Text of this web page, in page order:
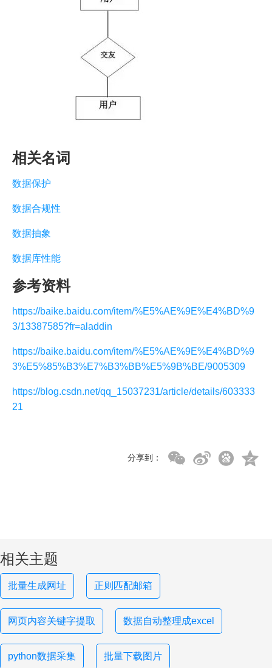
相关名词
数据保护
数据合规性
数据抽象
数据库性能
参考资料
https://baike.baidu.com/item/%E5%AE%9E%E4%BD%9
3/13387585?fr=aladdin
https://baike.baidu.com/item/%E5%AE%9E%E4%BD%9
3%E5%85%B3%E7%B3%BB%E5%9B%BE/9005309
https://blog.csdn.net/qq_15037231/article/details/603333
21
分享到：
相关主题
批量生成网址 正则匹配邮箱
网页内容关键字提取 数据自动整理成excel
python数据采集 批量下载图片